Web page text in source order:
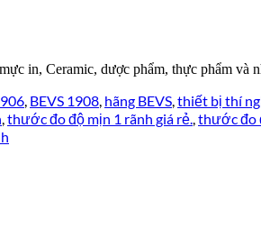
in, Ceramic, dược phẩm, thực phẩm và
, BEVS 1908, hãng BEVS,thiết bị thí
,thước đo độ mịn 1 rãnh giá rẻ.,thước đo